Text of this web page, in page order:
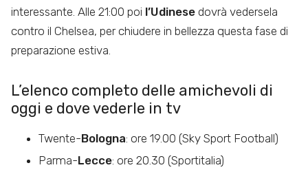
interessante. Alle 21:00 poi l’Udinese dovrà vedersela
contro il Chelsea, per chiudere in bellezza questa fase di
preparazione estiva.
L’elenco completo delle amichevoli di
oggi e dove vederle in tv
Twente-Bologna: ore 19.00 (Sky Sport Football)
Parma-Lecce: ore 20.30 (Sportitalia)